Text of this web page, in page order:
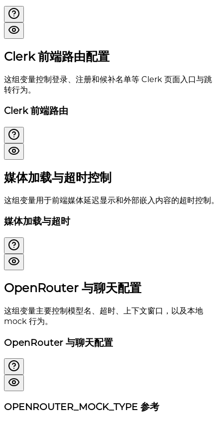
Clerk 前端路由配置
这组变量控制登录、注册和候补名单等 Clerk 页面入口与跳
转行为。
Clerk 前端路由
媒体加载与超时控制
这组变量用于前端媒体延迟显示和外部嵌入内容的超时控制。
媒体加载与超时
OpenRouter 与聊天配置
这组变量主要控制模型名、超时、上下文窗口，以及本地
mock 行为。
OpenRouter 与聊天配置
OPENROUTER_MOCK_TYPE 参考